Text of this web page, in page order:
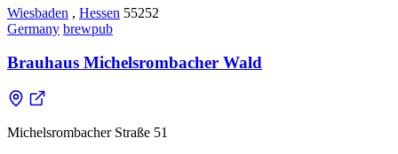
Wiesbaden , Hessen 55252
Germany brewpub
Brauhaus Michelsrombacher Wald
Michelsrombacher Straße 51